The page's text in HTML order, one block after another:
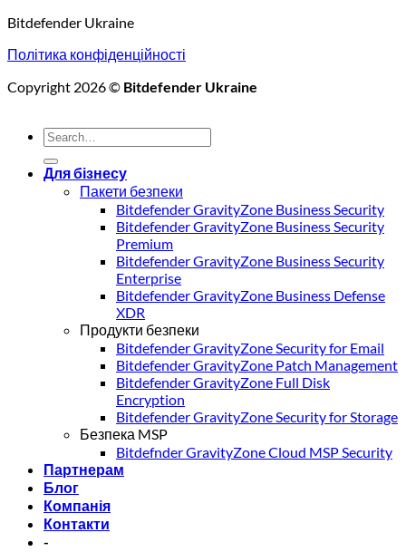
Bitdefender Ukraine
Політика конфіденційності
Copyright 2026 © Bitdefender Ukraine
Для бізнесу
Пакети безпеки
Bitdefender GravityZone Business Security
Bitdefender GravityZone Business Security
Premium
Bitdefender GravityZone Business Security
Enterprise
Bitdefender GravityZone Business Defense
XDR
Продукти безпеки
Bitdefender GravityZone Security for Email
Bitdefender GravityZone Patch Management
Bitdefender GravityZone Full Disk
Encryption
Bitdefender GravityZone Security for Storage
Безпека MSP
Bitdefnder GravityZone Cloud MSP Security
Партнерам
Блог
Компанія
Контакти
-